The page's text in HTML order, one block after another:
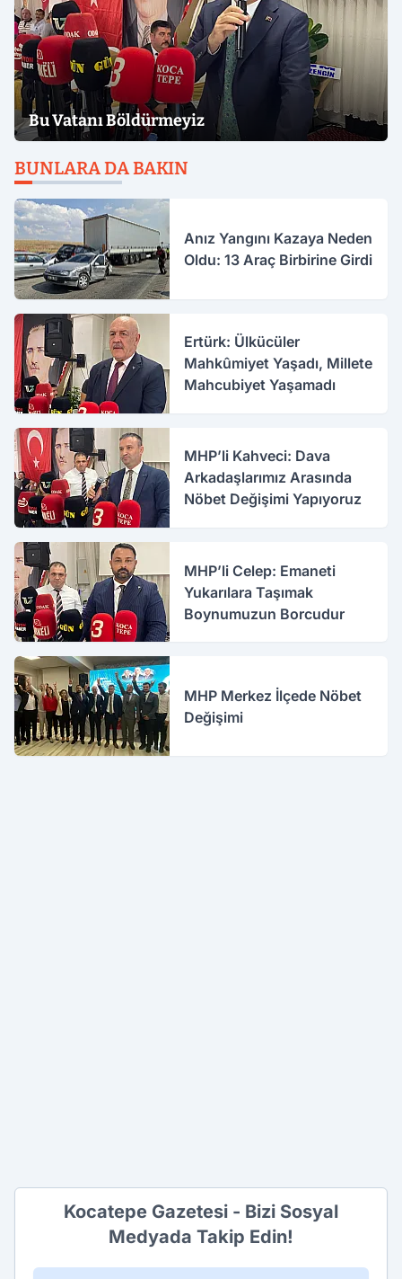
Bu Vatanı Böldürmeyiz
BUNLARA DA BAKIN
Anız Yangını Kazaya Neden
Oldu: 13 Araç Birbirine Girdi
Ertürk: Ülkücüler
Mahkûmiyet Yaşadı, Millete
Mahcubiyet Yaşamadı
MHP’li Kahveci: Dava
Arkadaşlarımız Arasında
Nöbet Değişimi Yapıyoruz
MHP’li Celep: Emaneti
Yukarılara Taşımak
Boynumuzun Borcudur
MHP Merkez İlçede Nöbet
Değişimi
Kocatepe Gazetesi - Bizi Sosyal
Medyada Takip Edin!